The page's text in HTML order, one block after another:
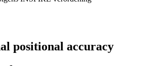
positional accuracy